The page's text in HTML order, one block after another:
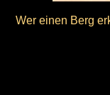
Wer einen Berg